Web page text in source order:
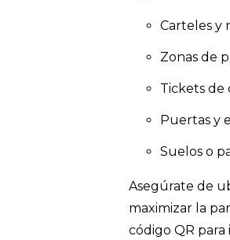
Carteles y
Zonas de
Tickets de
Puertas y
Suelos o
Asegúrate de
maximizar la
código QR para